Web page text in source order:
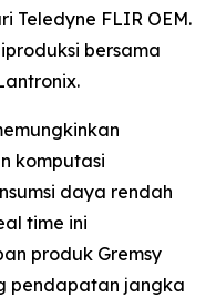
Teledyne FLIR OEM.
bersama
komputasi
daya rendah
time ini
produk Gremsy
pendapatan jangka